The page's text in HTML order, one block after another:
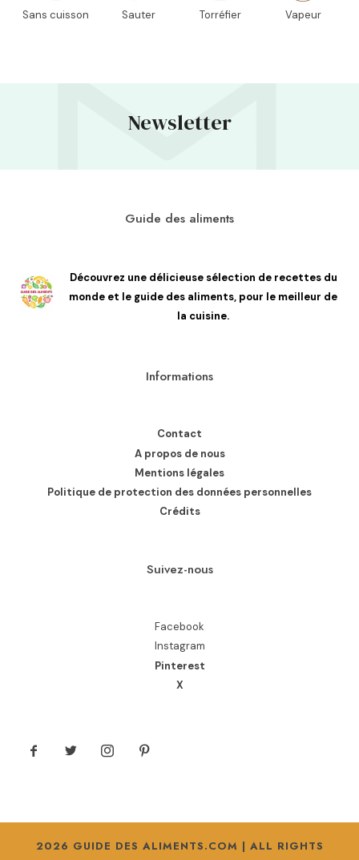
Sans cuisson Sauter Torréfier Vapeur
Newsletter
Guide des aliments
Découvrez une délicieuse sélection de recettes du
monde et le guide des aliments, pour le meilleur de
la cuisine.
Informations
Contact
A propos de nous
Mentions légales
Politique de protection des données personnelles
Crédits
Suivez-nous
Facebook
Instagram
Pinterest
X
2026 GUIDE DES ALIMENTS.COM | ALL RIGHTS